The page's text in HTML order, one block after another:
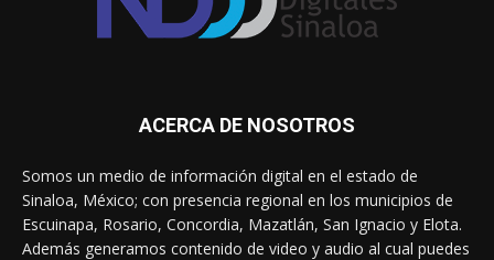
ACERCA DE NOSOTROS
Somos un medio de información digital en el estado de
Sinaloa, México; con presencia regional en los municipios de
Escuinapa, Rosario, Concordia, Mazatlán, San Ignacio y Elota.
Además generamos contenido de video y audio al cual puedes